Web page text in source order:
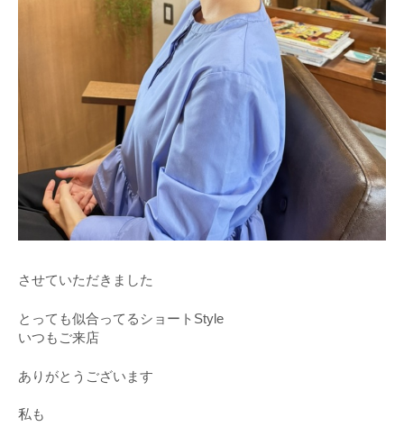
させていただきました
とっても似合ってるショートStyle
いつもご来店
ありがとうございます
私も